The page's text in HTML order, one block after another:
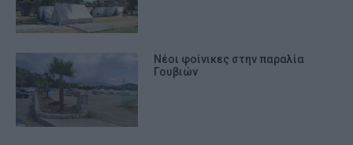
Νέοι φοίνικες στην παραλία
Γουβιών